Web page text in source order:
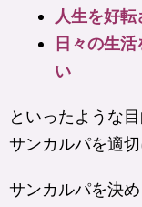
人生を好
日々の生
い
といったような
サンカルパを適
サンカルパを決